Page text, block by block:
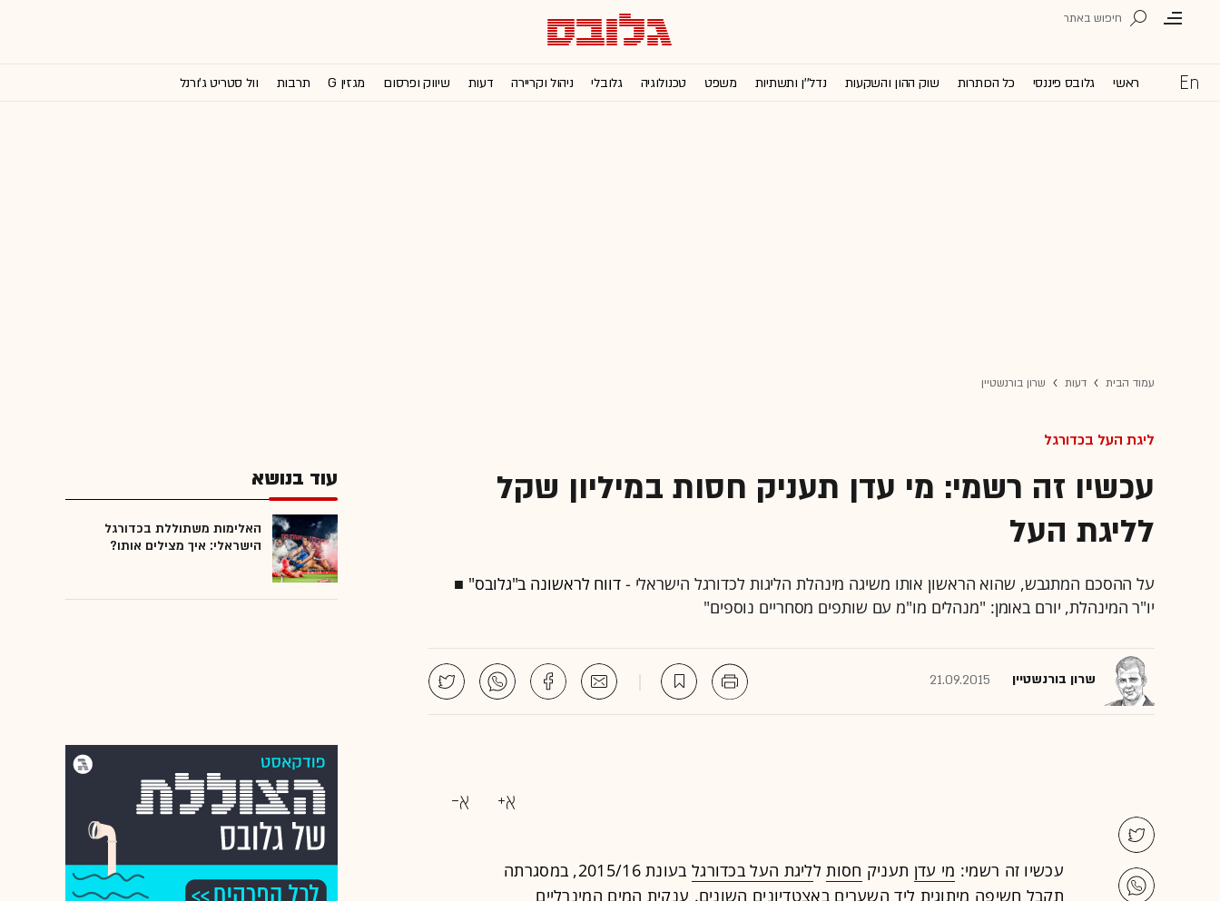
ראשי גלובס פיננסי כל הכותרות שוק ההון והשקעות נדל''ן ותשתיות משפט טכנולוגיה גלובלי ניהול וקריירה דעות שיווק ופרסום מגזין G תרבות וול סטריט ג'ורנל
עמוד הבית דעות שרון בורנשטיין
ליגת העל בכדורגל
עכשיו זה רשמי: מי עדן תעניק חסות במיליון שקל
לליגת העל
על ההסכם המתגבש, שהוא הראשון אותו משיגה מינהלת הליגות לכדורגל הישראלי -דווח לראשונה ב"גלובס" ■
יו"ר המינהלת, יורם באומן: "מנהלים מו"מ עם שותפים מסחריים נוספים"
שרון בורנשטיין 21.09.2015
עכשיו זה רשמי: מי עדן תעניק חסותלליגת העל בכדורגל
בעונת 2015/16, במסגרתה
תקבל חשיפה מיתוגית ליד השערים באצטדיונים השונים. ענקית המים המינרליים
עוד בנושא
האלימות משתוללת בכדורגל
הישראלי: איך מצילים אותו?